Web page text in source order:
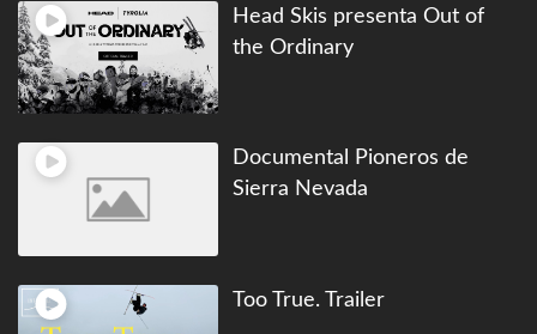
Head Skis presenta Out of
the Ordinary
Documental Pioneros de
Sierra Nevada
Too True. Trailer